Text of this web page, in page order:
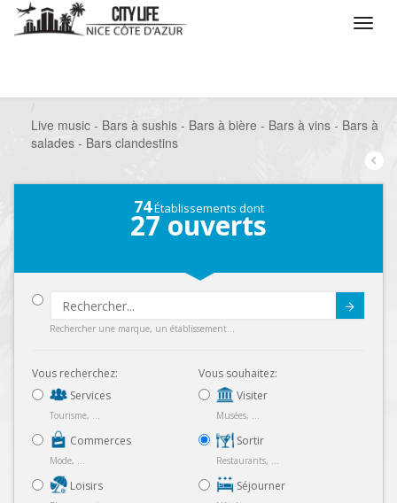
Live music - Bars à sushis - Bars à bière - Bars à vins - Bars à
salades - Bars clandestins
74Établissements dont
27 ouverts
Rechercher une marque, un établissement...
Vous recherchez:
Services
Tourisme, ...
Commerces
Mode, ...
Loisirs
Vous souhaitez:
Visiter
Musées, ...
Sortir
Restaurants, ...
Séjourner